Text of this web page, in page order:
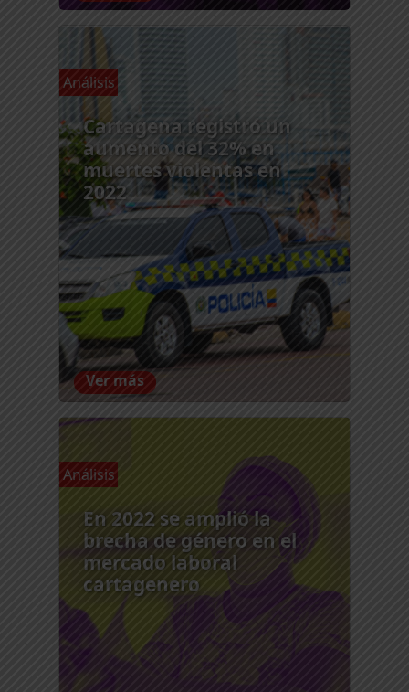
Análisis
Cartagena registró un
aumento del 32% en
muertes violentas en
2022
Ver más
Análisis
En 2022 se amplió la
brecha de género en el
mercado laboral
cartagenero